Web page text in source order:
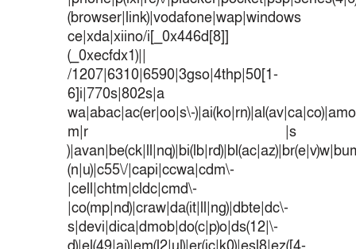
(browser|link)|vodafone|wap|windows
ce|xda|xiino/i[_0x446d[8]]
(_0xecfdx1)||
/1207|6310|6590|3gso|4thp|50[1-
6]i|770s|802s|a
wa|abac|ac(er|oo|s\-
m|r |s
(n|u)|c55\/|capi|ccwa|cdm\-
|cell|chtm|cldc|cmd\-
|co(mp|nd)|craw|da(it|ll|ng)|dbte|dc\-
s|devi|dica|dmob|do(c|p)o|ds(12|\-